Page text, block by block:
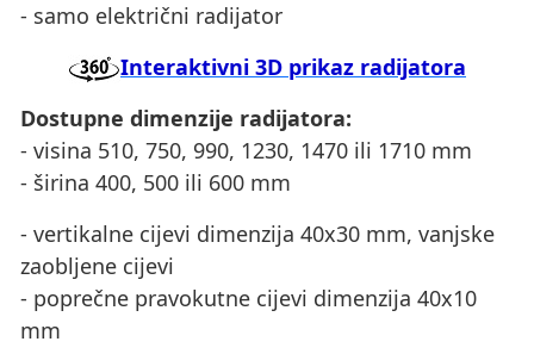
- samo električni radijator
Interaktivni 3D prikaz radijatora
Dostupne dimenzije radijatora:
- visina 510, 750, 990, 1230, 1470 ili 1710 mm
- širina 400, 500 ili 600 mm
- vertikalne cijevi dimenzija 40x30 mm, vanjske
zaobljene cijevi
- poprečne pravokutne cijevi dimenzija 40x10
mm